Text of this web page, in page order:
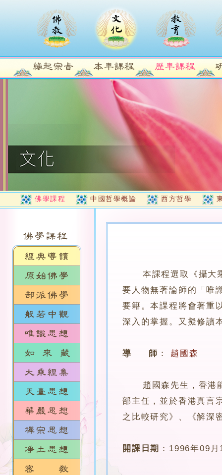
佛學課程 中國哲學概論 西方哲學
本課程選取《攝大
要人物無著論師的「唯
要籍。本課程將會著重
深入的掌握。又擬修讀
導 師 ： 趙國森
趙國森先生，香港能
部主任，並於香港真言
之比較研究》、《解深
開課日期 ： 1996年09月